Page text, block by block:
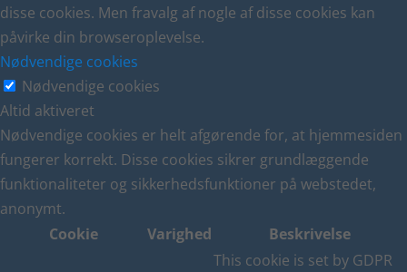
disse cookies. Men fravalg af nogle af disse cookies kan
påvirke din browseroplevelse.
Nødvendige cookies
Nødvendige cookies
Altid aktiveret
Nødvendige cookies er helt afgørende for, at hjemmesiden
fungerer korrekt. Disse cookies sikrer grundlæggende
funktionaliteter og sikkerhedsfunktioner på webstedet,
anonymt.
Cookie
Varighed Beskrivelse
This cookie is set by GDPR